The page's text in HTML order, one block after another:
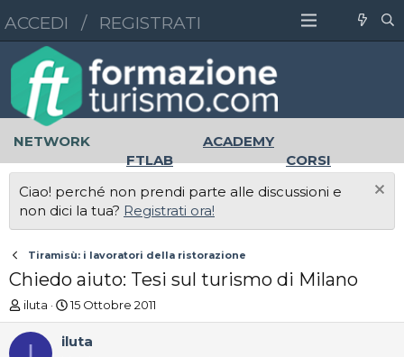
ACCEDI / REGISTRATI
NETWORK
ACADEMY
FTLAB
CORSI
LAVORO
Ciao! perché non prendi parte alle discussioni e
non dici la tua? Registrati ora!
Tiramisù: i lavoratori della ristorazione
Chiedo aiuto: Tesi sul turismo di Milano
A
u
t
iluta
D
a
t
15 Ottobre 2011
iluta